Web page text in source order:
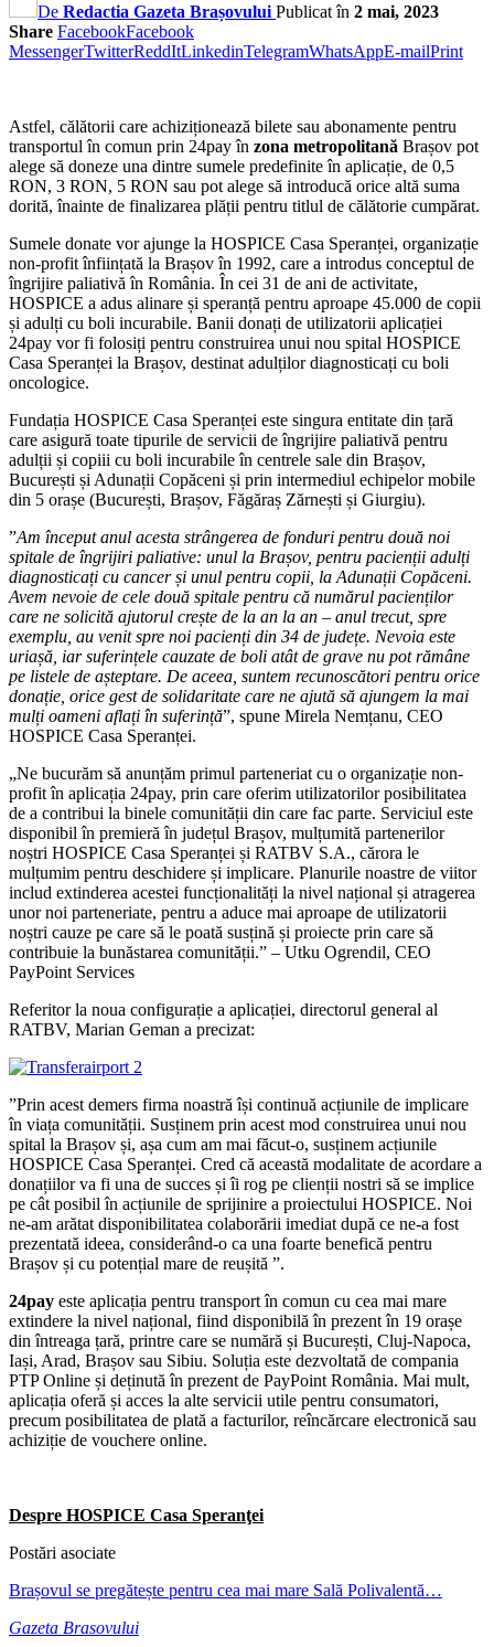
De Redactia Gazeta Brașovului Publicat în 2 mai, 2023
Share FacebookFacebook
MessengerTwitterReddItLinkedinTelegramWhatsAppE-mailPrint
Astfel, călătorii care achiziționează bilete sau abonamente pentru
transportul în comun prin 24pay în zona metropolitană Brașov pot
alege să doneze una dintre sumele predefinite în aplicație, de 0,5
RON, 3 RON, 5 RON sau pot alege să introducă orice altă suma
dorită, înainte de finalizarea plății pentru titlul de călătorie cumpărat.
Sumele donate vor ajunge la HOSPICE Casa Speranței, organizație
non-profit înființată la Brașov în 1992, care a introdus conceptul de
îngrijire paliativă în România. În cei 31 de ani de activitate,
HOSPICE a adus alinare și speranță pentru aproape 45.000 de copii
și adulți cu boli incurabile. Banii donați de utilizatorii aplicației
24pay vor fi folosiți pentru construirea unui nou spital HOSPICE
Casa Speranței la Brașov, destinat adulților diagnosticați cu boli
oncologice.
Fundația HOSPICE Casa Speranței este singura entitate din țară
care asigură toate tipurile de servicii de îngrijire paliativă pentru
adulții și copiii cu boli incurabile în centrele sale din Brașov,
București și Adunații Copăceni și prin intermediul echipelor mobile
din 5 orașe (București, Brașov, Făgăraș Zărnești și Giurgiu).
”Am început anul acesta strângerea de fonduri pentru două noi
spitale de îngrijiri paliative: unul la Brașov, pentru pacienții adulți
diagnosticați cu cancer și unul pentru copii, la Adunații Copăceni.
Avem nevoie de cele două spitale pentru că numărul pacienților
care ne solicită ajutorul crește de la an la an – anul trecut, spre
exemplu, au venit spre noi pacienți din 34 de județe. Nevoia este
uriașă, iar suferințele cauzate de boli atât de grave nu pot rămâne
pe listele de așteptare. De aceea, suntem recunoscători pentru orice
donație, orice gest de solidaritate care ne ajută să ajungem la mai
mulți oameni aflați în suferință”, spune Mirela Nemțanu, CEO
HOSPICE Casa Speranței.
„Ne bucurăm să anunțăm primul parteneriat cu o organizație non-
profit în aplicația 24pay, prin care oferim utilizatorilor posibilitatea
de a contribui la binele comunității din care fac parte. Serviciul este
disponibil în premieră în județul Brașov, mulțumită partenerilor
noștri HOSPICE Casa Speranței și RATBV S.A., cărora le
mulțumim pentru deschidere și implicare. Planurile noastre de viitor
includ extinderea acestei funcționalități la nivel național și atragerea
unor noi parteneriate, pentru a aduce mai aproape de utilizatorii
noștri cauze pe care să le poată susțină și proiecte prin care să
contribuie la bunăstarea comunității.” – Utku Ogrendil, CEO
PayPoint Services
Referitor la noua configurație a aplicației, directorul general al
RATBV, Marian Geman a precizat:
”Prin acest demers firma noastră își continuă acțiunile de implicare
în viața comunității. Susținem prin acest mod construirea unui nou
spital la Brașov și, așa cum am mai făcut-o, susținem acțiunile
HOSPICE Casa Speranței. Cred că această modalitate de acordare a
donațiilor va fi una de succes și îi rog pe clienții nostri să se implice
pe cât posibil în acțiunile de sprijinire a proiectului HOSPICE. Noi
ne-am arătat disponibilitatea colaborării imediat după ce ne-a fost
prezentată ideea, considerând-o ca una foarte benefică pentru
Brașov și cu potențial mare de reușită ”.
24pay este aplicația pentru transport în comun cu cea mai mare
extindere la nivel național, fiind disponibilă în prezent în 19 orașe
din întreaga țară, printre care se numără și București, Cluj-Napoca,
Iași, Arad, Brașov sau Sibiu. Soluția este dezvoltată de compania
PTP Online și deținută în prezent de PayPoint România. Mai mult,
aplicația oferă și acces la alte servicii utile pentru consumatori,
precum posibilitatea de plată a facturilor, reîncărcare electronică sau
achiziție de vouchere online.
Despre HOSPICE Casa Speranţei
Postări asociate
Brașovul se pregătește pentru cea mai mare Sală Polivalentă…
Gazeta Brasovului